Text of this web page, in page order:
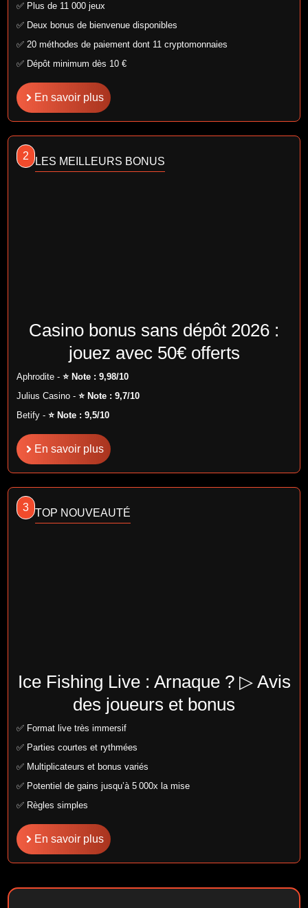
✅ Plus de 11 000 jeux
✅ Deux bonus de bienvenue disponibles
✅ 20 méthodes de paiement dont 11 cryptomonnaies
✅ Dépôt minimum dès 10 €
En savoir plus
2 LES MEILLEURS BONUS
Casino bonus sans dépôt 2026 :
jouez avec 50€ offerts
Aphrodite -⭐ Note : 9,98/10
Julius Casino -⭐ Note : 9,7/10
Betify -⭐ Note : 9,5/10
En savoir plus
3 TOP NOUVEAUTÉ
Ice Fishing Live : Arnaque ? ▷ Avis
des joueurs et bonus
✅ Format live très immersif
✅ Parties courtes et rythmées
✅ Multiplicateurs et bonus variés
✅ Potentiel de gains jusqu’à 5 000x la mise
✅ Règles simples
En savoir plus